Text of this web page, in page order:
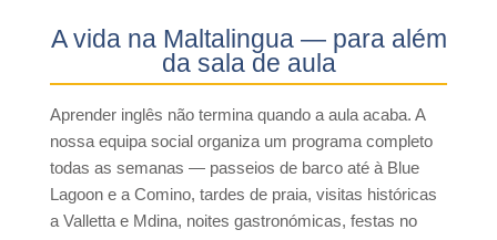
A vida na Maltalingua — para além
da sala de aula
Aprender inglês não termina quando a aula acaba. A
nossa equipa social organiza um programa completo
todas as semanas — passeios de barco até à Blue
Lagoon e a Comino, tardes de praia, visitas históricas
a Valletta e Mdina, noites gastronómicas, festas no